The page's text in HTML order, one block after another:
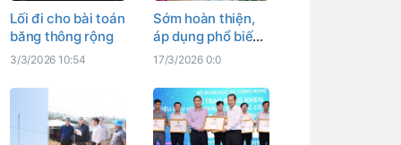
Lối đi cho bài toán
băng thông rộng
3/3/2026 10:54
Sớm hoàn thiện,
áp dụng phổ biến
phần mềm giải
17/3/2026 0:0